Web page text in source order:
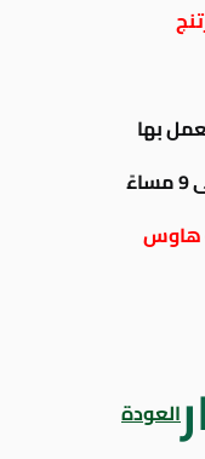
بها
هاوس
العودة